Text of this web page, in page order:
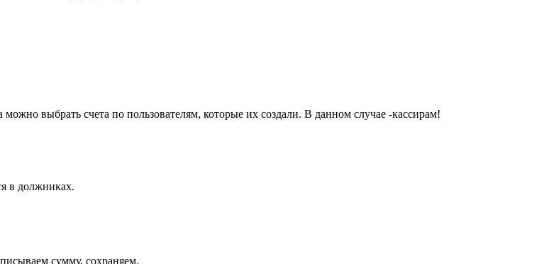
выбрать счета по пользователям, которые их создали. В данном случае -кассирам!
в должниках.
сумму, сохраняем.